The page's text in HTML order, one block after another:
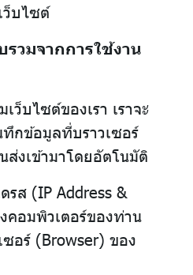
ว็บไซต์
วมจากการใช้งาน
ว็บไซต์ของเรา เราจะ
กข้อมูลที่บราวเซอร์
งเข้ามาโดยอัตโนมัติ
ส (IP Address &
คอมพิวเตอร์ของท่าน
อร์ (Browser) ของ